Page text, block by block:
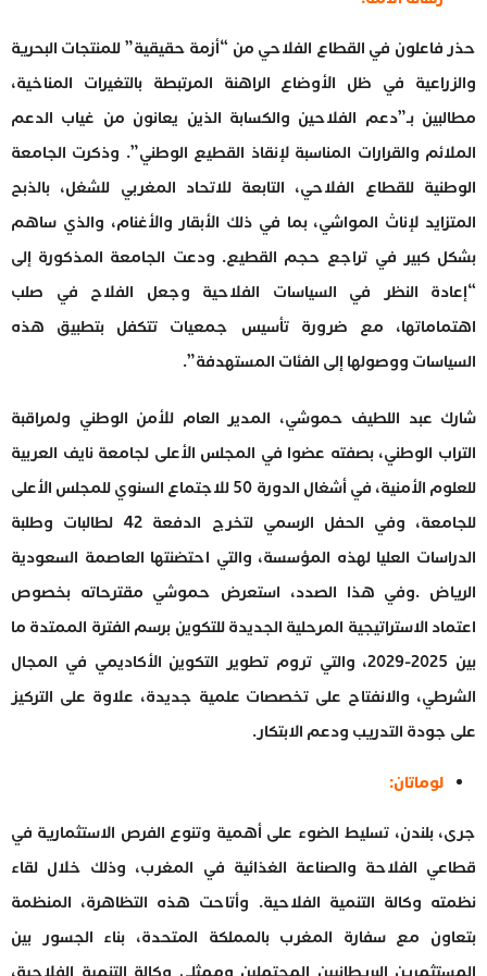
حذر فاعلون في القطاع الفلاحي من “أزمة حقيقية” للمنتجات البحرية
والزراعية في ظل الأوضاع الراهنة المرتبطة بالتغيرات المناخية،
مطالبين بـ”دعم الفلاحين والكسابة الذين يعانون من غياب الدعم
الملائم والقرارات المناسبة لإنقاذ القطيع الوطني”. وذكرت الجامعة
الوطنية للقطاع الفلاحي، التابعة للاتحاد المغربي للشغل، بالذبح
المتزايد لإناث المواشي، بما في ذلك الأبقار والأغنام، والذي ساهم
بشكل كبير في تراجع حجم القطيع. ودعت الجامعة المذكورة إلى
“إعادة النظر في السياسات الفلاحية وجعل الفلاح في صلب
اهتماماتها، مع ضرورة تأسيس جمعيات تتكفل بتطبيق هذه
السياسات ووصولها إلى الفئات المستهدفة”.
شارك عبد اللطيف حموشي، المدير العام للأمن الوطني ولمراقبة
التراب الوطني، بصفته عضوا في المجلس الأعلى لجامعة نايف العربية
للعلوم الأمنية، في أشغال الدورة 50 للاجتماع السنوي للمجلس الأعلى
للجامعة، وفي الحفل الرسمي لتخرج الدفعة 42 لطالبات وطلبة
الدراسات العليا لهذه المؤسسة، والتي احتضنتها العاصمة السعودية
الرياض .وفي هذا الصدد، استعرض حموشي مقترحاته بخصوص
اعتماد الاستراتيجية المرحلية الجديدة للتكوين برسم الفترة الممتدة ما
بين 2025-2029، والتي تروم تطوير التكوين الأكاديمي في المجال
الشرطي، والانفتاح على تخصصات علمية جديدة، علاوة على التركيز
على جودة التدريب ودعم الابتكار.
لوماتان:
جرى، بلندن، تسليط الضوء على أهمية وتنوع الفرص الاستثمارية في
قطاعي الفلاحة والصناعة الغذائية في المغرب، وذلك خلال لقاء
نظمته وكالة التنمية الفلاحية. وأتاحت هذه التظاهرة، المنظمة
بتعاون مع سفارة المغرب بالمملكة المتحدة، بناء الجسور بين